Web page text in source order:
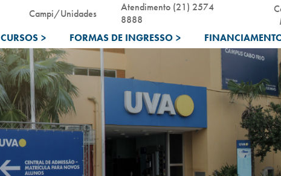
CURSOS > FORMAS DE INGRESSO >
Campi/Unidades
Atendimento (21) 2574
8888